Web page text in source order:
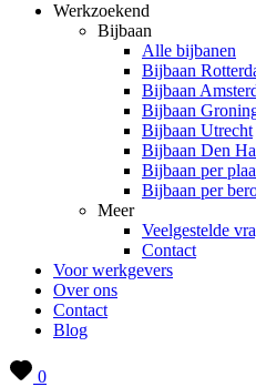
Werkzoekend
Bijbaan
Alle bijbanen
Bijbaan
Bijbaan
Bijbaan
Bijbaan Utrecht
Bijbaan Den
Bijbaan per
Bijbaan per
Meer
Veelgestelde
Contact
Voor werkgevers
Over ons
Contact
Blog
0